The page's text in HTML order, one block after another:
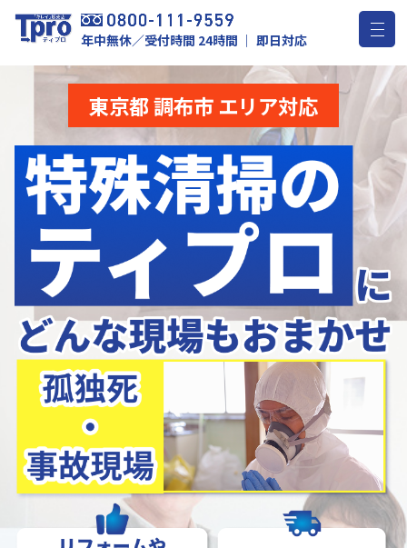
年中無休／受付時間 24時間 ｜ 即日対応
東京都 調布市 エリア対応